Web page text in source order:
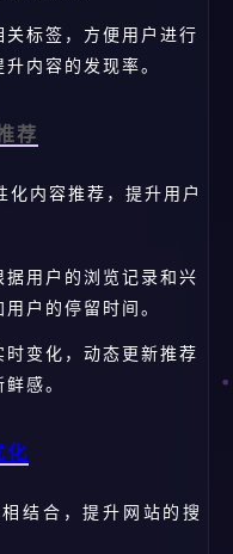
关标签，方便用户进行
内容的发现率。
荐
化内容推荐，提升用户
据用户的浏览记录和兴
户的停留时间。
时变化，动态更新推荐
感。
化
结合，提升网站的搜